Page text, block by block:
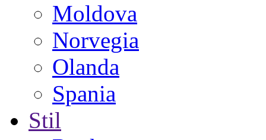
Moldova
Norvegia
Olanda
Spania
Stil